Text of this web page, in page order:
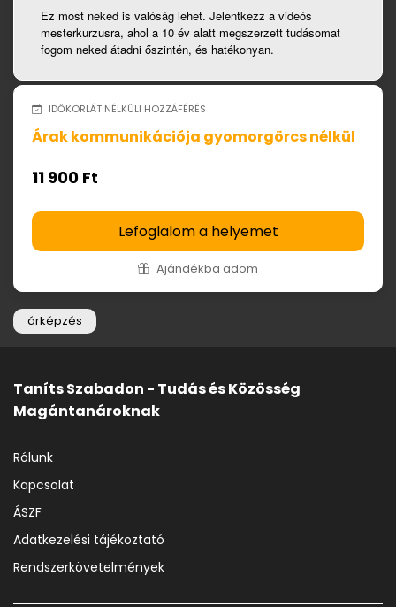
Ez most neked is valóság lehet. Jelentkezz a videós
mesterkurzusra, ahol a 10 év alatt megszerzett tudásomat
fogom neked átadni őszintén, és hatékonyan.
IDŐKORLÁT NÉLKÜLI HOZZÁFÉRÉS
Árak kommunikációja gyomorgörcs nélkül
11 900 Ft
Lefoglalom a helyemet
Ajándékba adom
árképzés
Taníts Szabadon - Tudás és Közösség
Magántanároknak
Rólunk
Kapcsolat
ÁSZF
Adatkezelési tájékoztató
Rendszerkövetelmények